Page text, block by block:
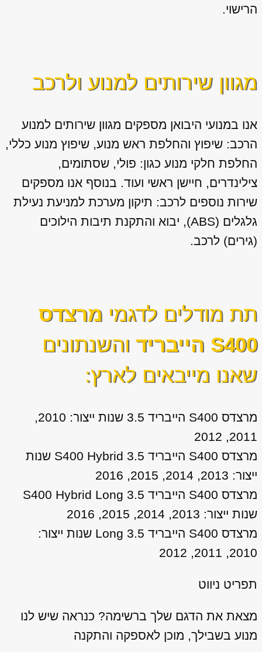
הרישוי.
מגוון שירותים למנוע ולרכב
אנו במנועי היבואן מספקים מגוון שירותים למנוע
הרכב: שיפוץ והחלפת ראש מנוע, שיפוץ מנוע כללי,
החלפת חלקי מנוע כגון: פולי, שסתומים,
צילינדרים, חיישן ראשי ועוד. בנוסף אנו מספקים
שירות נוספים לרכב: תיקון מערכת למניעת נעילת
גלגלים (ABS), יבוא והתקנת תיבות הילוכים
(גירים) לרכב.
תת מודלים לדגמי מרצדס
S400 הייבריד
והשנתונים
שאנו מייבאים לארץ:
מרצדס S400 הייבריד 3.5 שנות ייצור: 2010,
2011, 2012
מרצדס S400 הייבריד 3.5 S400 Hybrid שנות
ייצור: 2013, 2014, 2015, 2016
מרצדס S400 הייבריד 3.5 S400 Hybrid Long
שנות ייצור: 2013, 2014, 2015, 2016
מרצדס S400 הייבריד Long 3.5 שנות ייצור:
2010, 2011, 2012
תפריט ניווט
מצאת את הדגם שלך ברשימה? כנראה שיש לנו
מנוע בשבילך, מוכן לאספקה והתקנה